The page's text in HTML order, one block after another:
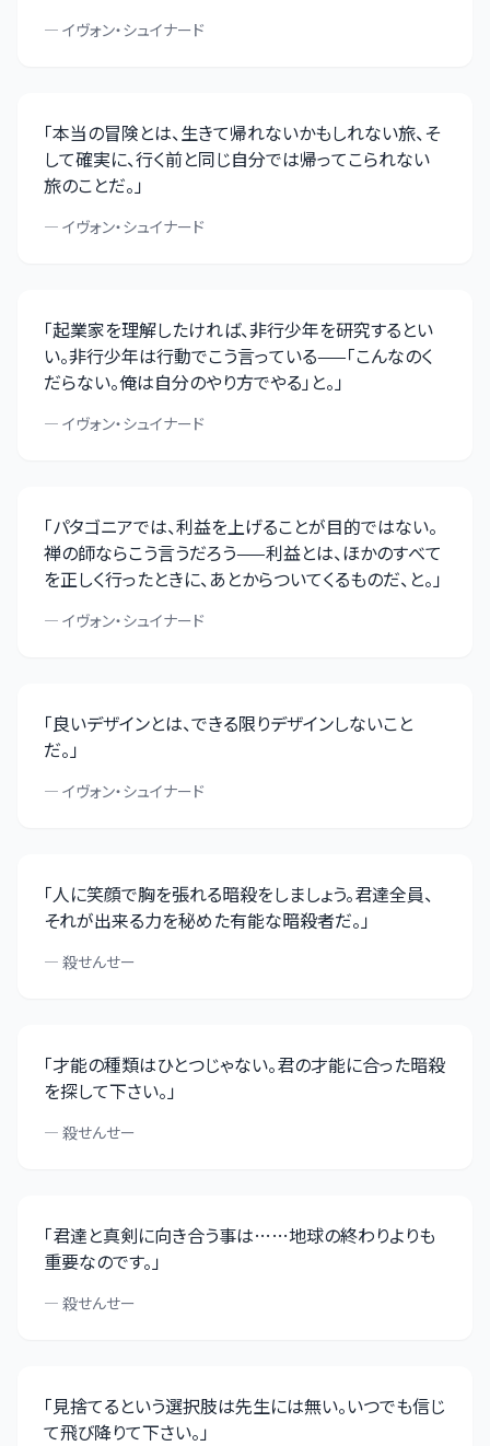
— イヴォン・シュイナード
「本当の冒険とは、生きて帰れないかもしれない旅、そ
して確実に、行く前と同じ自分では帰ってこられない
旅のことだ。」
— イヴォン・シュイナード
「起業家を理解したければ、非行少年を研究するとい
い。非行少年は行動でこう言っている——「こんなのく
だらない。俺は自分のやり方でやる」と。」
— イヴォン・シュイナード
「パタゴニアでは、利益を上げることが目的ではない。
禅の師ならこう言うだろう——利益とは、ほかのすべて
を正しく行ったときに、あとからついてくるものだ、と。」
— イヴォン・シュイナード
「良いデザインとは、できる限りデザインしないこと
だ。」
— イヴォン・シュイナード
「人に笑顔で胸を張れる暗殺をしましょう。君達全員、
それが出来る力を秘めた有能な暗殺者だ。」
— 殺せんせー
「才能の種類はひとつじゃない。君の才能に合った暗殺
を探して下さい。」
— 殺せんせー
「君達と真剣に向き合う事は……地球の終わりよりも
重要なのです。」
— 殺せんせー
「見捨てるという選択肢は先生には無い。いつでも信じ
て飛び降りて下さい。」